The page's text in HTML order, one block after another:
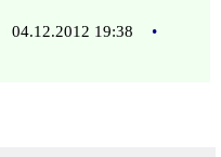
04.12.2012 19:38
•